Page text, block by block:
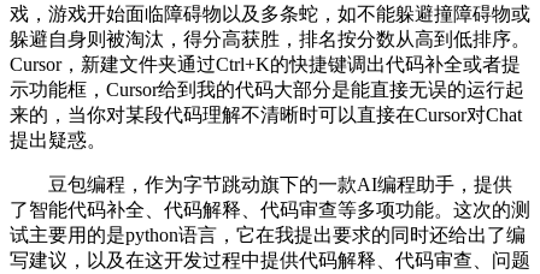
戏，游戏开始面临障碍物以及多条蛇，如不能躲避撞障碍物或
躲避自身则被淘汰，得分高获胜，排名按分数从高到低排序。
Cursor，新建文件夹通过Ctrl+K的快捷键调出代码补全或者提
示功能框，Cursor给到我的代码大部分是能直接无误的运行起
来的，当你对某段代码理解不清晰时可以直接在Cursor对Chat
提出疑惑。
豆包编程，作为字节跳动旗下的一款AI编程助手，提供
了智能代码补全、代码解释、代码审查等多项功能。这次的测
试主要用的是python语言，它在我提出要求的同时还给出了编
写建议，以及在这开发过程中提供代码解释、代码审查、问题